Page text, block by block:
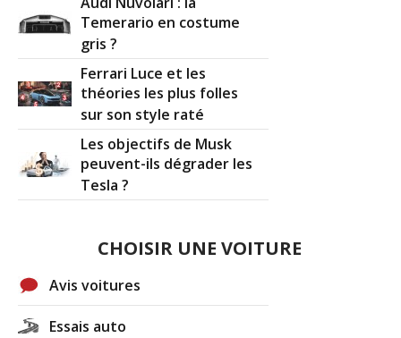
Temerario en costume
gris ?
Ferrari Luce et les
théories les plus folles
sur son style raté
Les objectifs de Musk
peuvent-ils dégrader les
Tesla ?
CHOISIR UNE VOITURE
Avis voitures
Essais auto